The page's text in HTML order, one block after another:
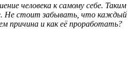
человека к самому себе. Таким
Не стоит забывать, что каждый
причина и как её проработать?